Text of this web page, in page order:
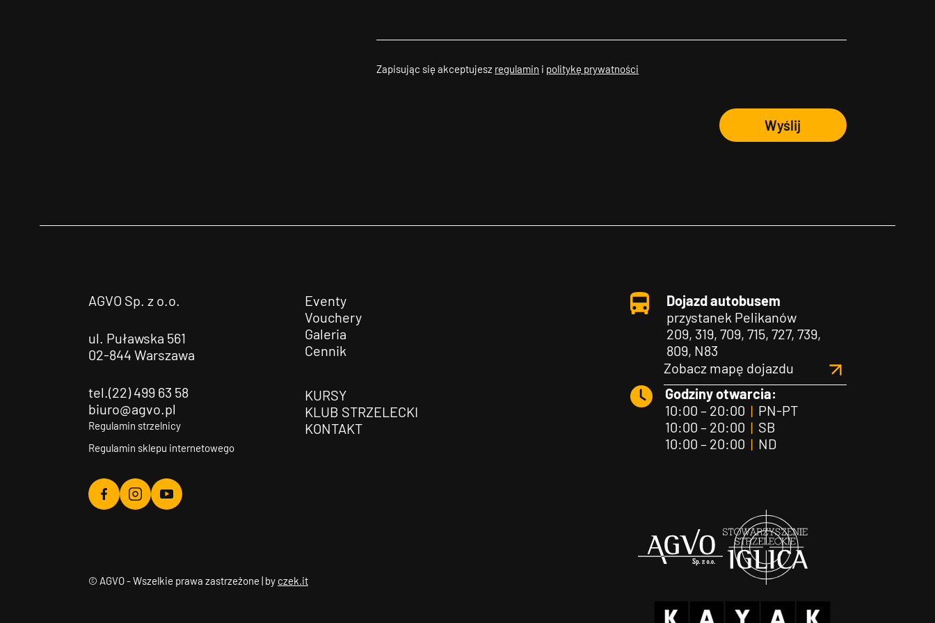
Zapisując się akceptujesz regulamin i politykę prywatności
Wyślij
AGVO Sp. z o.o.
ul. Puławska 561
02-844 Warszawa
tel.(22) 499 63 58
biuro@agvo.pl
Regulamin strzelnicy
Regulamin sklepu internetowego
Agvo
Agvo
Agvo
Eventy
Vouchery
Galeria
Cennik
KURSY
KLUB STRZELECKI
KONTAKT
Dojazd autobusem
przystanek Pelikanów
209, 319, 709, 715, 727, 739,
809, N83
Zobacz mapę dojazdu
Godziny otwarcia:
10:00 – 20:00 |PN-PT
10:00 – 20:00 |SB
10:00 – 20:00 |ND
© AGVO - Wszelkie prawa zastrzeżone | by czek.it
Agvo Iglica